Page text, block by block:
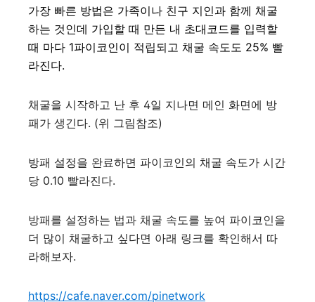
가장 빠른 방법은 가족이나 친구 지인과 함께 채굴
하는 것인데 가입할 때 만든 내 초대코드를 입력할
때 마다 1파이코인이 적립되고 채굴 속도도 25% 빨
라진다.
채굴을 시작하고 난 후 4일 지나면 메인 화면에 방
패가 생긴다. (위 그림참조)
방패 설정을 완료하면 파이코인의 채굴 속도가 시간
당 0.10 빨라진다.
방패를 설정하는 법과 채굴 속도를 높여 파이코인을
더 많이 채굴하고 싶다면 아래 링크를 확인해서 따
라해보자.
https://cafe.naver.com/pinetwork